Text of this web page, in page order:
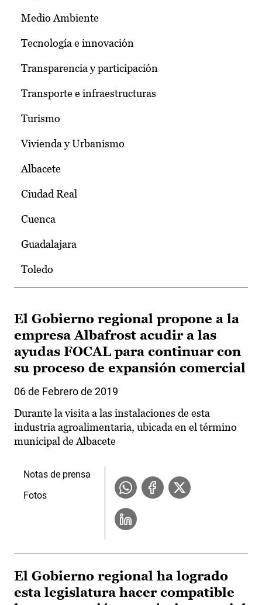
Medio Ambiente
Tecnología e innovación
Transparencia y participación
Transporte e infraestructuras
Turismo
Vivienda y Urbanismo
Albacete
Ciudad Real
Cuenca
Guadalajara
Toledo
El Gobierno regional propone a la
empresa Albafrost acudir a las
ayudas FOCAL para continuar con
su proceso de expansión comercial
06 de Febrero de 2019
Durante la visita a las instalaciones de esta
industria agroalimentaria, ubicada en el término
municipal de Albacete
Notas de prensa
Fotos
El Gobierno regional ha logrado
esta legislatura hacer compatible